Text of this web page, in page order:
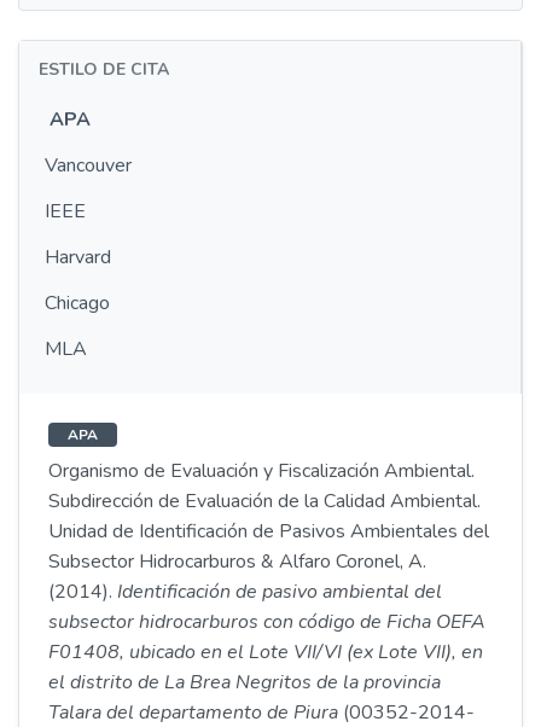
ESTILO DE CITA
APA
Vancouver
IEEE
Harvard
Chicago
MLA
APA
Organismo de Evaluación y Fiscalización Ambiental.
Subdirección de Evaluación de la Calidad Ambiental.
Unidad de Identificación de Pasivos Ambientales del
Subsector Hidrocarburos & Alfaro Coronel, A.
(2014). Identificación de pasivo ambiental del
subsector hidrocarburos con código de Ficha OEFA
F01408, ubicado en el Lote VII/VI (ex Lote VII), en
el distrito de La Brea Negritos de la provincia
Talara del departamento de Piura (00352-2014-